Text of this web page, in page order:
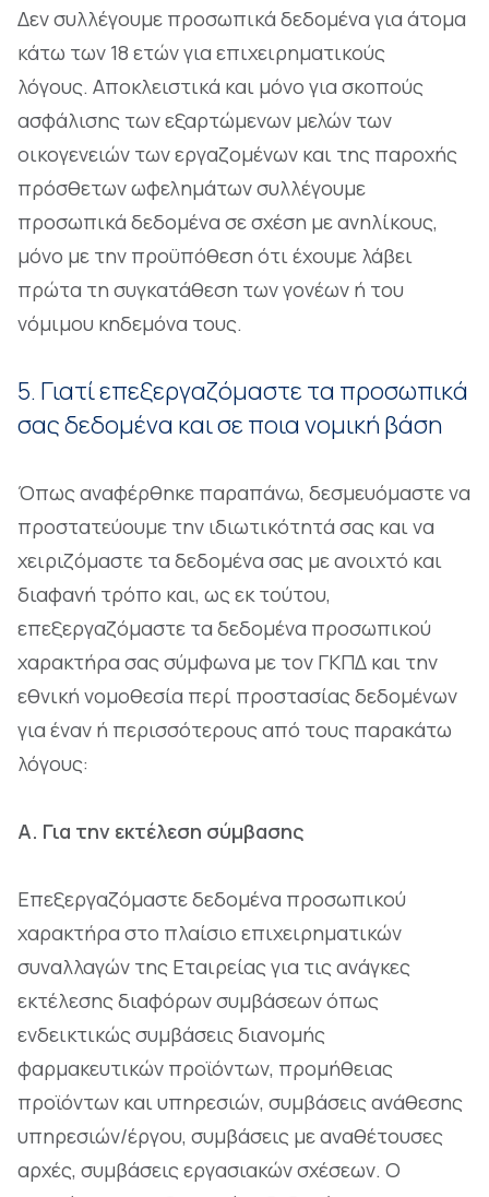
Δεν συλλέγουμε προσωπικά δεδομένα για άτομα
κάτω των 18 ετών για επιχειρηματικούς
λόγους. Αποκλειστικά και μόνο για σκοπούς
ασφάλισης των εξαρτώμενων μελών των
οικογενειών των εργαζομένων και της παροχής
πρόσθετων ωφελημάτων συλλέγουμε
προσωπικά δεδομένα σε σχέση με ανηλίκους,
μόνο με την προϋπόθεση ότι έχουμε λάβει
πρώτα τη συγκατάθεση των γονέων ή του
νόμιμου κηδεμόνα τους.
5. Γιατί επεξεργαζόμαστε τα προσωπικά
σας δεδομένα και σε ποια νομική βάση
Όπως αναφέρθηκε παραπάνω, δεσμευόμαστε να
προστατεύουμε την ιδιωτικότητά σας και να
χειριζόμαστε τα δεδομένα σας με ανοιχτό και
διαφανή τρόπο και, ως εκ τούτου,
επεξεργαζόμαστε τα δεδομένα προσωπικού
χαρακτήρα σας σύμφωνα με τον ΓΚΠΔ και την
εθνική νομοθεσία περί προστασίας δεδομένων
για έναν ή περισσότερους από τους παρακάτω
λόγους:
A. Για την εκτέλεση σύμβασης
Επεξεργαζόμαστε δεδομένα προσωπικού
χαρακτήρα στο πλαίσιο επιχειρηματικών
συναλλαγών της Εταιρείας για τις ανάγκες
εκτέλεσης διαφόρων συμβάσεων όπως
ενδεικτικώς συμβάσεις διανομής
φαρμακευτικών προϊόντων, προμήθειας
προϊόντων και υπηρεσιών, συμβάσεις ανάθεσης
υπηρεσιών/έργου, συμβάσεις με αναθέτουσες
αρχές, συμβάσεις εργασιακών σχέσεων. Ο